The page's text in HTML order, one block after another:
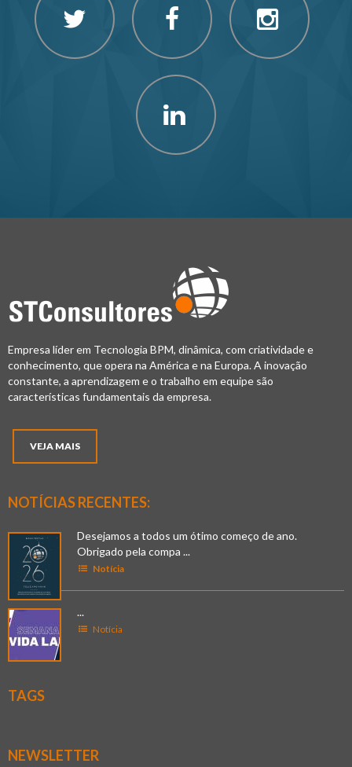
Empresa líder em Tecnologia BPM, dinâmica, com criatividade e
conhecimento, que opera na América e na Europa. A inovação
constante, a aprendizagem e o trabalho em equipe são
características fundamentais da empresa.
VEJA MAIS
NOTÍCIAS RECENTES:
Desejamos a todos um ótimo começo de ano.
Obrigado pela compa ...
Notícia
...
Notícia
TAGS
NEWSLETTER